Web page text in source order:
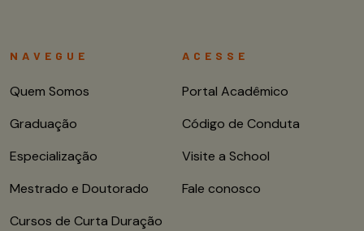
NAVEGUE
Quem Somos
Graduação
Especialização
Mestrado e Doutorado
Cursos de Curta Duração
ACESSE
Portal Acadêmico
Código de Conduta
Visite a School
Fale conosco